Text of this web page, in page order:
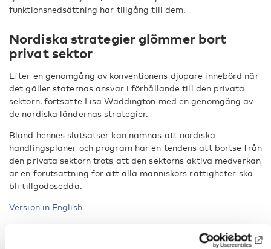
funktionsnedsättning har tillgång till dem.
Nordiska strategier glömmer bort
privat sektor
Efter en genomgång av konventionens djupare innebörd när
det gäller staternas ansvar i förhållande till den privata
sektorn, fortsatte Lisa Waddington med en genomgång av
de nordiska ländernas strategier.
Bland hennes slutsatser kan nämnas att nordiska
handlingsplaner och program har en tendens att bortse från
den privata sektorn trots att den sektorns aktiva medverkan
är en förutsättning för att alla människors rättigheter ska
bli tillgodosedda.
Version in English